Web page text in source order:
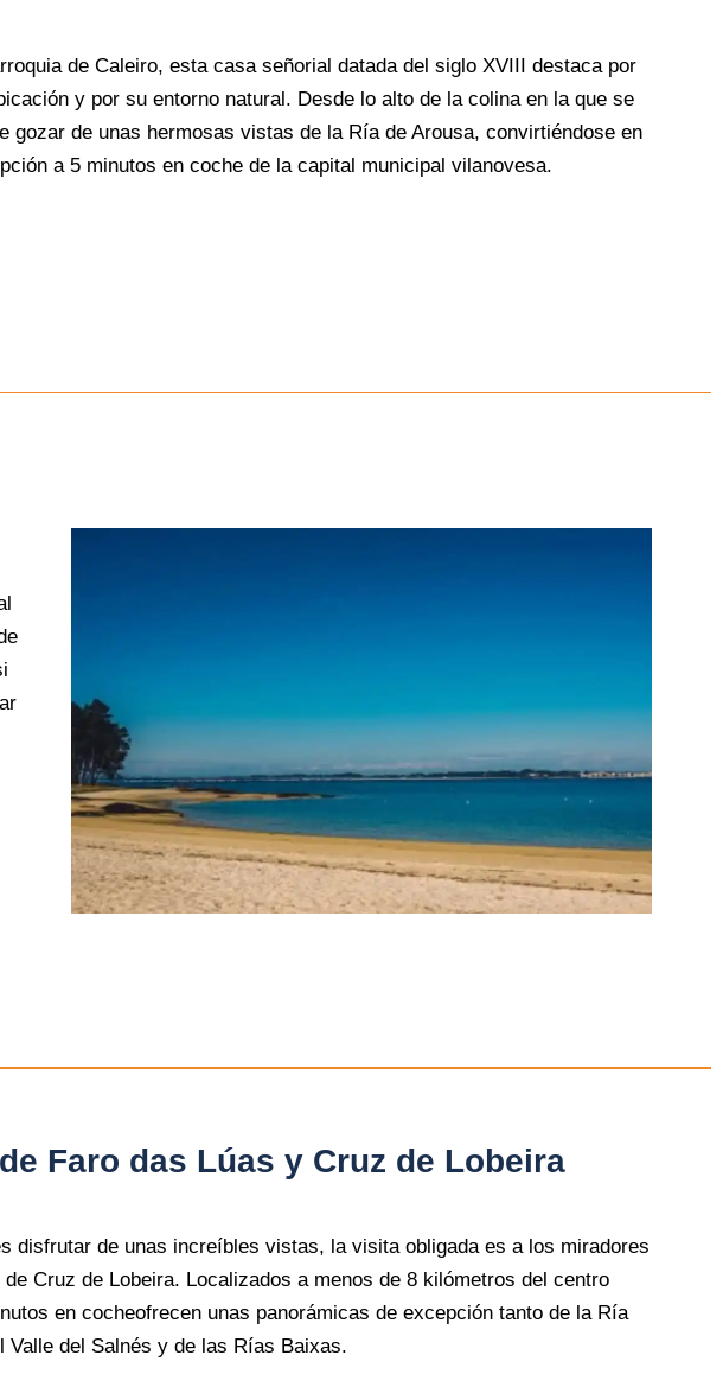
de Caleiro, esta casa señorial datada del siglo XVIII destaca por
y por su entorno natural. Desde lo alto de la colina en la que se
gozar de unas hermosas vistas de la Ría de Arousa, convirtiéndose en
a 5 minutos en coche de la capital municipal vilanovesa.
Faro das Lúas y Cruz de Lobeira
disfrutar de unas increíbles vistas, la visita obligada es a los miradores
Cruz de Lobeira. Localizados a menos de 8 kilómetros del centro
en cocheofrecen unas panorámicas de excepción tanto de la Ría
Valle del Salnés y de las Rías Baixas.